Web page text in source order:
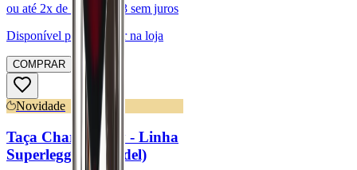
ou até 2x de R$ 244,03 sem juros
Disponível para:
Retirar na loja
COMPRAR
Novidade
Taça Chardonnay - Linha
Superleggero (Riedel)